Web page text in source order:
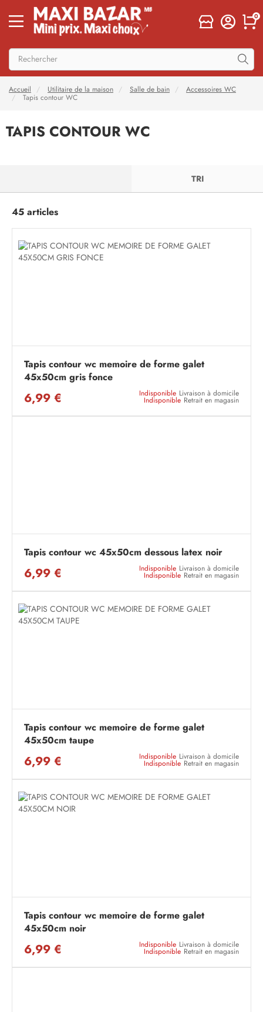
0
Accueil Utilitaire de la maison Salle de bain
Accessoires WC
Tapis contour WC
TAPIS CONTOUR WC
TRI
Tapis contour wc memoire de forme galet
45x50cm gris fonce
6,99 € Indisponible Livraison à domicile
Indisponible Retrait en magasin
Tapis contour wc 45x50cm dessous latex noir
6,99 € Indisponible Livraison à domicile
Indisponible Retrait en magasin
Tapis contour wc memoire de forme galet
45x50cm taupe
6,99 € Indisponible Livraison à domicile
Indisponible Retrait en magasin
Tapis contour wc memoire de forme galet
45x50cm noir
6,99 € Indisponible Livraison à domicile
Indisponible Retrait en magasin
45 articles